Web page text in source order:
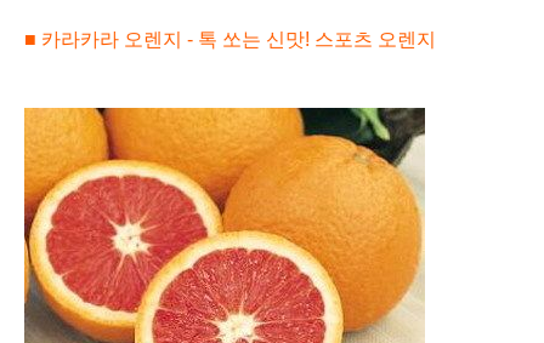
■ 카라카라 오렌지 - 톡 쏘는 신맛! 스포츠 오렌지